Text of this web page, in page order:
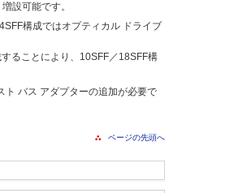
設可能です。
構成ではオプティカル ドライブ
ることにより、10SFF／18SFF構
ト バス アダプターの追加が必要で
ページの先頭へ